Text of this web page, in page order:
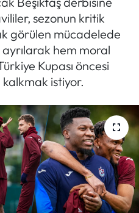
sezonun kritik
görülen mücadelede
hem moral
Kupası öncesi
istiyor.